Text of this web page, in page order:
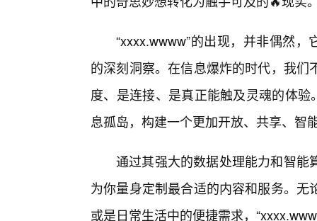
“xxxx.wwww”的出现，并非偶然
的深刻洞察。在信息爆炸的时代，我
度、是连接、是真正能触及灵魂的体验
息孤岛，构建一个更加开放、共享、智
通过其强大的数据处理能力和智能
为你量身定制最合适的内容和服务。
或是日常生活中的便捷需求，